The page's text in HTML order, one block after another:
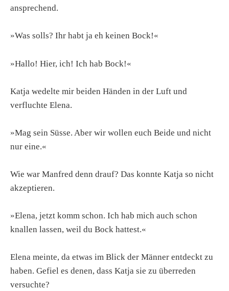
ansprechend.
»Was solls? Ihr habt ja eh keinen Bock!«
»Hallo! Hier, ich! Ich hab Bock!«
Katja wedelte mir beiden Händen in der Luft und
verfluchte Elena.
»Mag sein Süsse. Aber wir wollen euch Beide und nicht
nur eine.«
Wie war Manfred denn drauf? Das konnte Katja so nicht
akzeptieren.
»Elena, jetzt komm schon. Ich hab mich auch schon
knallen lassen, weil du Bock hattest.«
Elena meinte, da etwas im Blick der Männer entdeckt zu
haben. Gefiel es denen, dass Katja sie zu überreden
versuchte?